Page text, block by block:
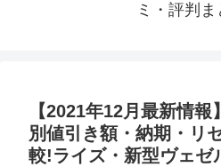
ミ・評判ま
【2021年12月最新情
別値引き額・納期・リ
較!ライズ・新型ヴェゼ